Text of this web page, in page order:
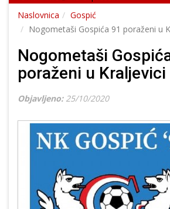
Naslovnica
Gospić
Nogometaši Gospića 91 poraženi u
Nogometaši
poraženi u Kraljevici
Objavljeno: 25/10/2020